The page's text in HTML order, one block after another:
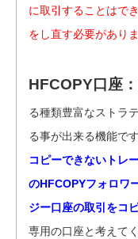
に取引することはで
をし直す必要がありま
HFCOPY口座：
る種類豊富なストラ
る事が出来る機能で
コピーできないトレ
のHFCOPYフォロワ
ジー口座の取引をコ
専用の口座と考えてく